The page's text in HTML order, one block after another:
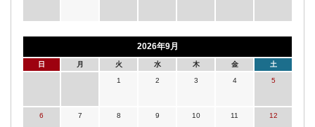
2026年9月
日 月 火 水 木 金 土
1 2 3 4 5
6 7 8 9 10 11 12